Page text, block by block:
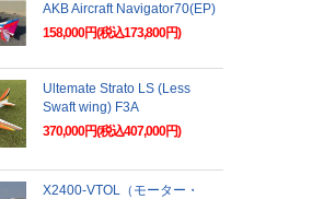
AKB Aircraft Navigator70(EP)
158,000円(税込173,800円)
Ultemate Strato LS (Less
Swaft wing) F3A
370,000円(税込407,000円)
X2400-VTOL（モーター・